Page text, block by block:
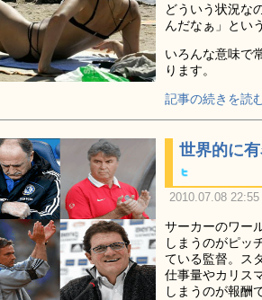
どういう状況な
んだなぁ」とい
いろんな意味で
ります。
記事の続きを読
世界的に
2010.07.08
サーカーのワー
しまうのがピッ
ている監督。ス
仕事量やカリス
しまうのが報酬